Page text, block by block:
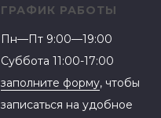
ГРАФИК РАБОТЫ
Пн—Пт 9:00—19:00
Суббота 11:00-17:00
заполните форму, чтобы
записаться на удобное